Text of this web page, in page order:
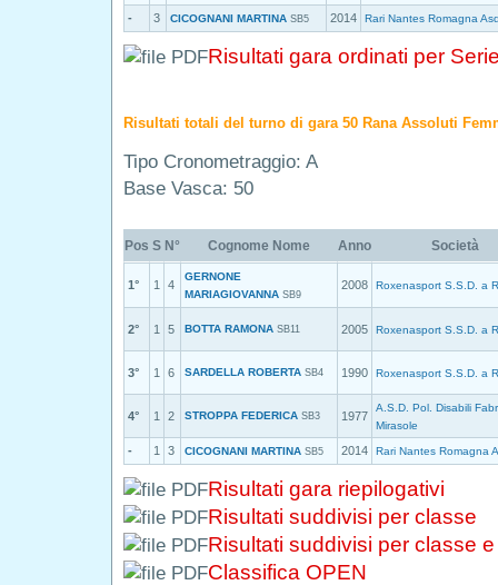
- 3 CICOGNANI MARTINA SB5 2014 Rari Nantes Romagna
Risultati gara ordinati per
Risultati totali del turno di gara 50 Rana Assoluti
Tipo Cronometraggio: A
Base Vasca: 50
Pos S N° Cognome Nome Anno Società
1° 1 4
GERNONE
MARIAGIOVANNA SB9
2008 Roxenasport S.S.D. a
2° 1 5 BOTTA RAMONA SB11 2005 Roxenasport S.S.D. a
3° 1 6 SARDELLA ROBERTA SB4 1990 Roxenasport S.S.D. a
4° 1 2 STROPPA FEDERICA SB3 1977
A.S.D. Pol. Disabili
Mirasole
- 1 3 CICOGNANI MARTINA SB5 2014 Rari Nantes Romagna
Risultati gara riepilogativi
Risultati suddivisi per classe
Risultati suddivisi per classe
Classifica OPEN